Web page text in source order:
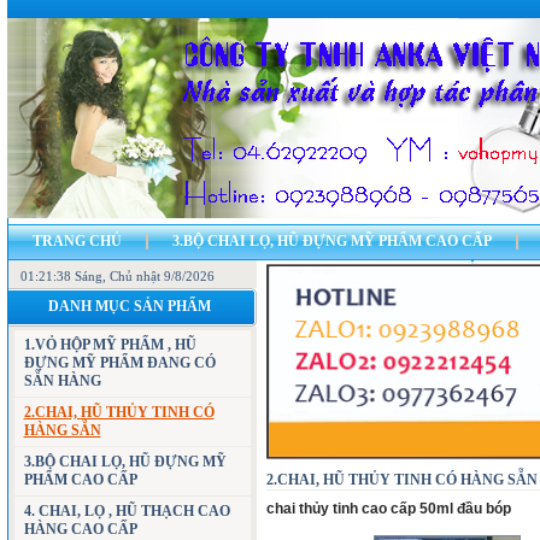
TRANG CHỦ 3.BỘ CHAI LỌ, HŨ ĐỰNG MỸ PHẨM CAO CẤP
7.CÁC MẪU VỎ HỘP ĐỰNG MỸ PHẨM, HŨ ĐỰNG MỸ PHẨM
23.BẢN ĐỒ - ĐỊA CHỈ CÔNG TY
01:21:39 Sáng , Chủ nhật 9/8/2026
DANH MỤC SẢN PHẨM
1.VỎ HỘP MỸ PHẨM , HŨ
ĐỰNG MỸ PHẨM ĐANG CÓ
SẴN HÀNG
2.CHAI, HŨ THỦY TINH CÓ
HÀNG SẴN
3.BỘ CHAI LỌ, HŨ ĐỰNG MỸ
PHẨM CAO CẤP
4. CHAI, LỌ , HŨ THẠCH CAO
HÀNG CAO CẤP
2.CHAI, HŨ THỦY TINH CÓ HÀNG SẴN
chai thủy tinh cao cấp 50ml đầu bóp